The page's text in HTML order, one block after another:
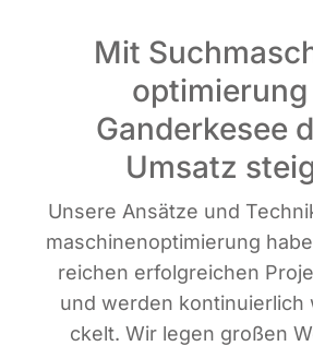
Mit
Ganderkesee
Umsatz
Unse­re Ansät­ze und
ma­schi­nen­op­ti­mie­rung
rei­chen erfolg­rei­chen
und wer­den
ckelt. Wir legen gro­ßen